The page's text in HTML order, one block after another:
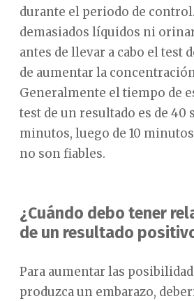
durante el periodo de
demasiados líquidos ni
antes de llevar a cabo el test
de aumentar la
Generalmente el tiempo de
test de un resultado es de 40
minutos, luego de 10
no son fiables.
¿Cuándo debo tener
de un resultado
Para aumentar las
produzca un embarazo,